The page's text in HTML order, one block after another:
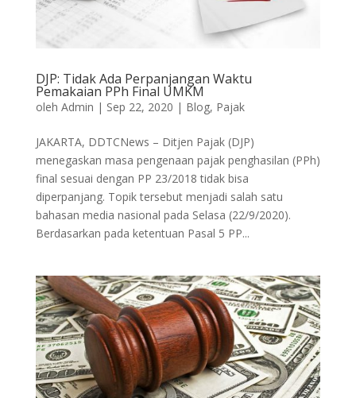
DJP: Tidak Ada Perpanjangan Waktu
Pemakaian PPh Final UMKM
oleh Admin | Sep 22, 2020 | Blog, Pajak
JAKARTA, DDTCNews – Ditjen Pajak (DJP)
menegaskan masa pengenaan pajak penghasilan (PPh)
final sesuai dengan PP 23/2018 tidak bisa
diperpanjang. Topik tersebut menjadi salah satu
bahasan media nasional pada Selasa (22/9/2020).
Berdasarkan pada ketentuan Pasal 5 PP...